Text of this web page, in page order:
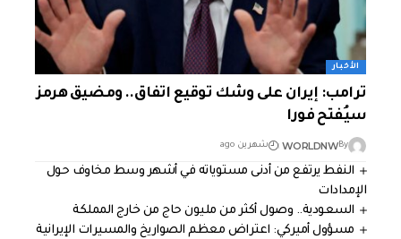
الأخبار
ترامب: إيران على وشك توقيع اتفاق.. ومضيق هرمز
سيُفتح فورا
By
WORLDNW شهرين ago
النفط يرتفع من أدنى مستوياته في أشهر وسط مخاوف حول
الإمدادات
السعودية.. وصول أكثر من مليون حاج من خارج المملكة
مسؤول أميركي: اعتراض معظم الصواريخ والمسيرات الإيرانية